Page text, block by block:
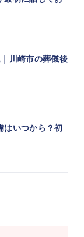
川崎市の葬儀後
はいつから？初